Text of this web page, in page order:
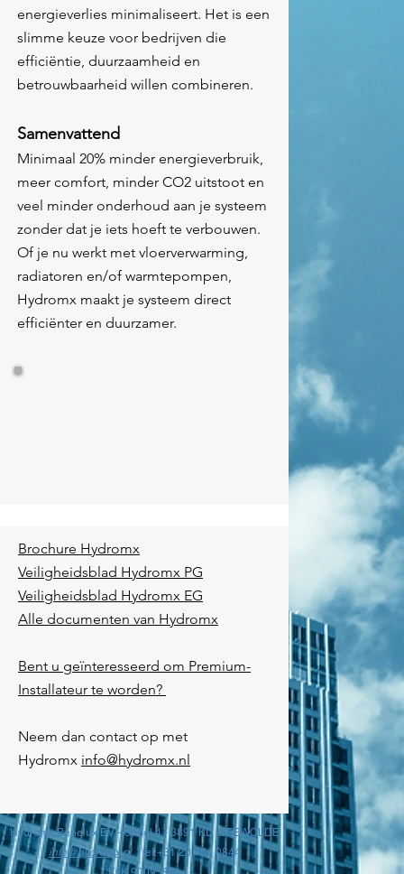
energieverlies minimaliseert. Het is een
slimme keuze voor bedrijven die
efficiëntie, duurzaamheid en
betrouwbaarheid willen combineren.
Samenvattend
Minimaal 20% minder energieverbruik,
meer comfort, minder CO2 uitstoot en
veel minder onderhoud aan je systeem
zonder dat je iets hoeft te verbouwen.
Of je nu werkt met vloerverwarming,
radiatoren en/of warmtepompen,
Hydromx maakt je systeem direct
efficiënter en duurzamer.
Brochure Hydromx
Veiligheidsblad Hydromx PG
Veiligheidsblad Hydromx EG
Alle documenten van Hydromx
​​​Bent u geïnteresseerd om Premium-
Installateur te worden?
​Neem dan contact op met
Hydromx info@hydromx.nl
Hydromx Benelux BV -Gaffel 4 - 3891 KD ZEEWOLDE
info@hydromx.nl tel:+31 20 764 0844